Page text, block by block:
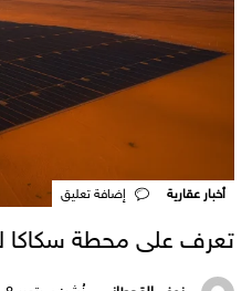
أخبار عقارية
تعرف على محطة سكاكا